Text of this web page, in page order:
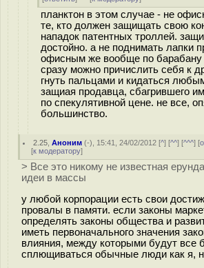
планктон в этом случае - не
те, кто должен защищать свою
нападок патентных троллей.
достойно. а не поднимать лапки
офисным же вообще по барабану
сразу можно причислить себя к
гнуть пальцами и кидаться
защиая продавца, сбагрившего
по спекулятивной цене. не все,
большинство.
2.25 ,Аноним (-), 15:41, 24/02/2012 [^] [^^] [^^^] [
[к модератору]
> Все это никому не известная
идеи в массы
у любой корпорации есть свои
провалы в памяти. если законы
определять законы общества и
иметь первоначального значения
влияния, между которыми будут все
сплющиваться обычные люди как я,